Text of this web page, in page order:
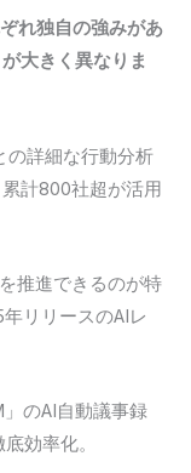
れ独自の強みがあ
大きく異なりま
の詳細な行動分析
計800社超が活用
推進できるのが特
リリースのAIレ
のAI自動議事録
効率化。